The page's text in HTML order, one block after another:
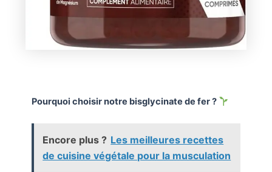
Pourquoi choisir notre bisglycinate de fer ?
Encore plus ? Les meilleures recettes
de cuisine végétale pour la musculation